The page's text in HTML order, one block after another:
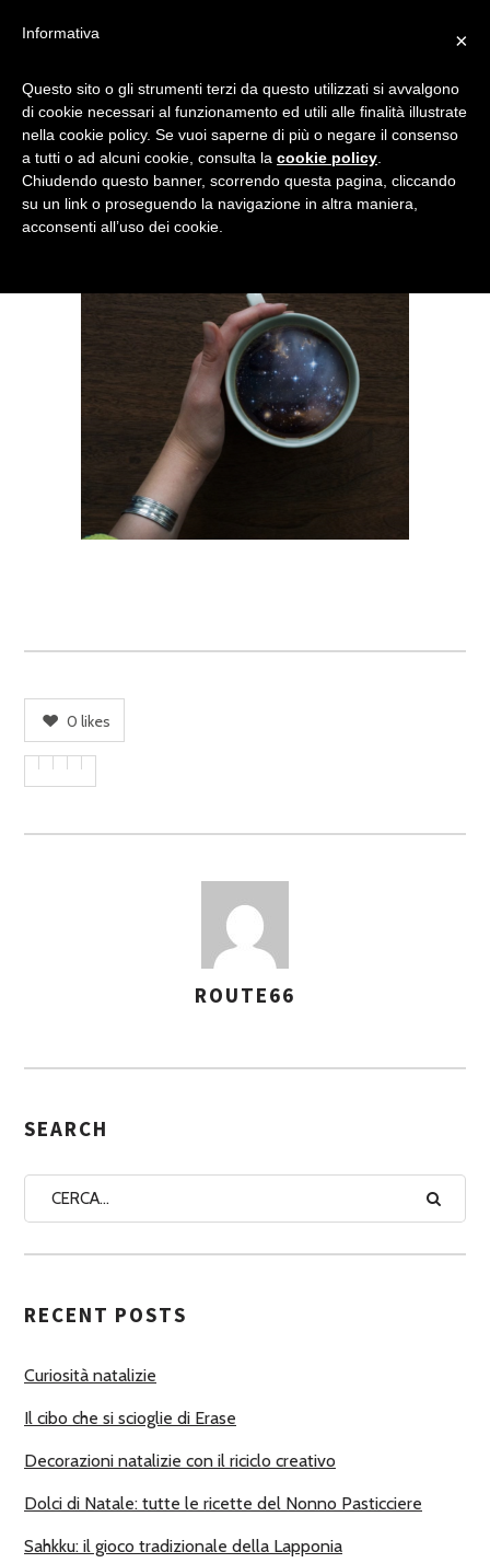
0 likes
S
G
A
U
O
I
ROUTE66
SEARCH
RECENT POSTS
Curiosità natalizie
Il cibo che si scioglie di Erase
Decorazioni natalizie con il riciclo creativo
Dolci di Natale: tutte le ricette del Nonno Pasticciere
Sahkku: il gioco tradizionale della Lapponia
×
Informativa
Questo sito o gli strumenti terzi da questo utilizzati si avvalgono
di cookie necessari al funzionamento ed utili alle finalità illustrate
nella cookie policy. Se vuoi saperne di più o negare il consenso
a tutti o ad alcuni cookie, consulta la cookie policy
Chiudendo questo banner, scorrendo questa pagina, cliccando
su un link o proseguendo la navigazione in altra maniera,
acconsenti all’uso dei cookie.